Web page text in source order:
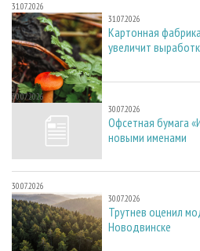
31.07.2026
31.07.2026
Картонная
увеличит
30.07.2026
30.07.2026
Офсетная бумага
новыми именами
30.07.2026
30.07.2026
Трутнев оценил
Новодвинске